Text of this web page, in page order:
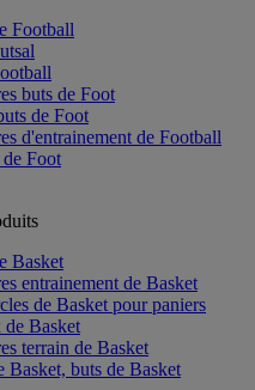
Football
buts de Foot
de Foot
d'entrainement de Football
Foot
Basket
entrainement de Basket
de Basket pour paniers
de Basket
terrain de Basket
Basket, buts de Basket